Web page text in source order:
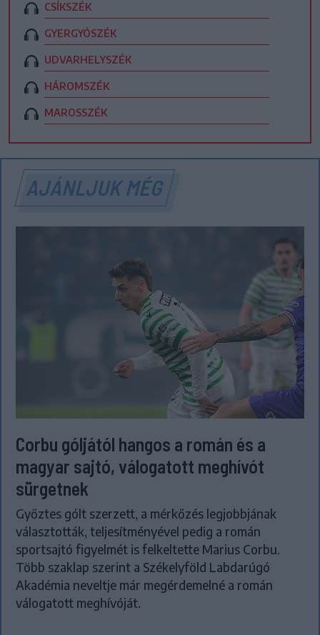
CSÍKSZÉK
GYERGYÓSZÉK
UDVARHELYSZÉK
HÁROMSZÉK
MAROSSZÉK
AJÁNLJUK MÉG
Corbu góljától hangos a román és a
magyar sajtó, válogatott meghívót
sürgetnek
Győztes gólt szerzett, a mérkőzés legjobbjának
választották, teljesítményével pedig a román
sportsajtó figyelmét is felkeltette Marius Corbu.
Több szaklap szerint a Székelyföld Labdarúgó
Akadémia neveltje már megérdemelné a román
válogatott meghívóját.